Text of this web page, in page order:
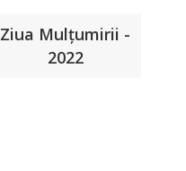
Ziua Mulțumirii -
2022